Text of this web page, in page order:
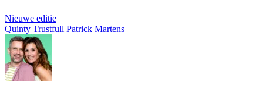
Nieuwe editie
Quinty Trustfull Patrick Martens